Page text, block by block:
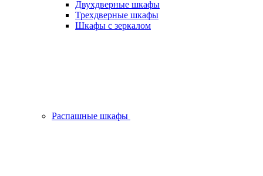
Двухдверные шкафы
Трехдверные шкафы
Шкафы с зеркалом
Распашные шкафы